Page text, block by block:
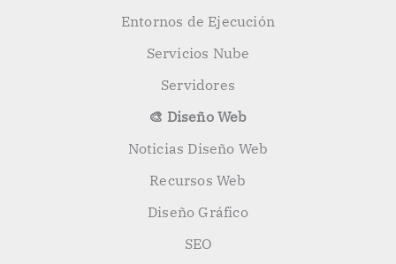
Entornos de Ejecución
Servicios Nube
Servidores
🎨 Diseño Web
Noticias Diseño Web
Recursos Web
Diseño Gráfico
SEO